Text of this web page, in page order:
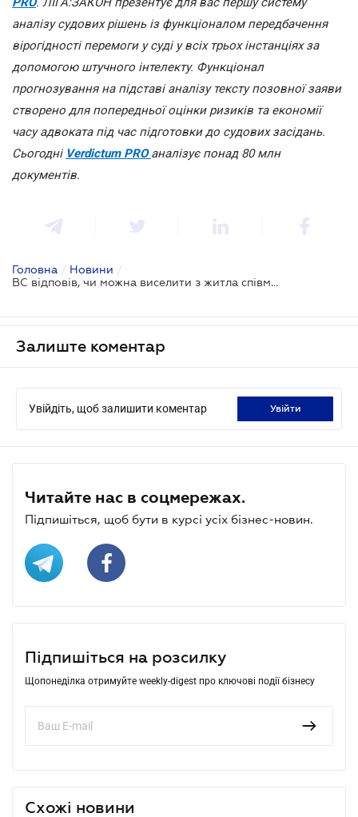
аналізу судових рішень із функціоналом передбачення
вірогідності перемоги у суді у всіх трьох інстанціях за
допомогою штучного інтелекту. Функціонал
прогнозування на підставі аналізу тексту позовної заяви
створено для попередньої оцінки ризиків та економії
часу адвоката під час підготовки до судових засідань.
Сьогодні Verdictum PROаналізує понад 80 млн
документів.
Головна / Новини /
ВС відповів, чи можна виселити з житла співмешканця попереднього власника
Залиште коментар
Увійдіть, щоб залишити коментар увійти
Читайте нас в соцмережах.
Підпишіться, щоб бути в курсі усіх бізнес-новин.
Підпишіться на розсилку
Щопонеділка отримуйте weekly-digest про ключові події бізнесу
Схожі новини